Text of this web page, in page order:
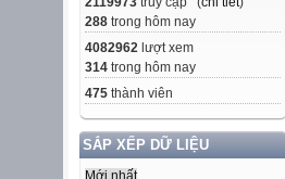
288 trong hôm nay
4082962 lượt xem
314 trong hôm nay
475 thành viên
SẮP XẾP DỮ LIỆU
Mới nhất